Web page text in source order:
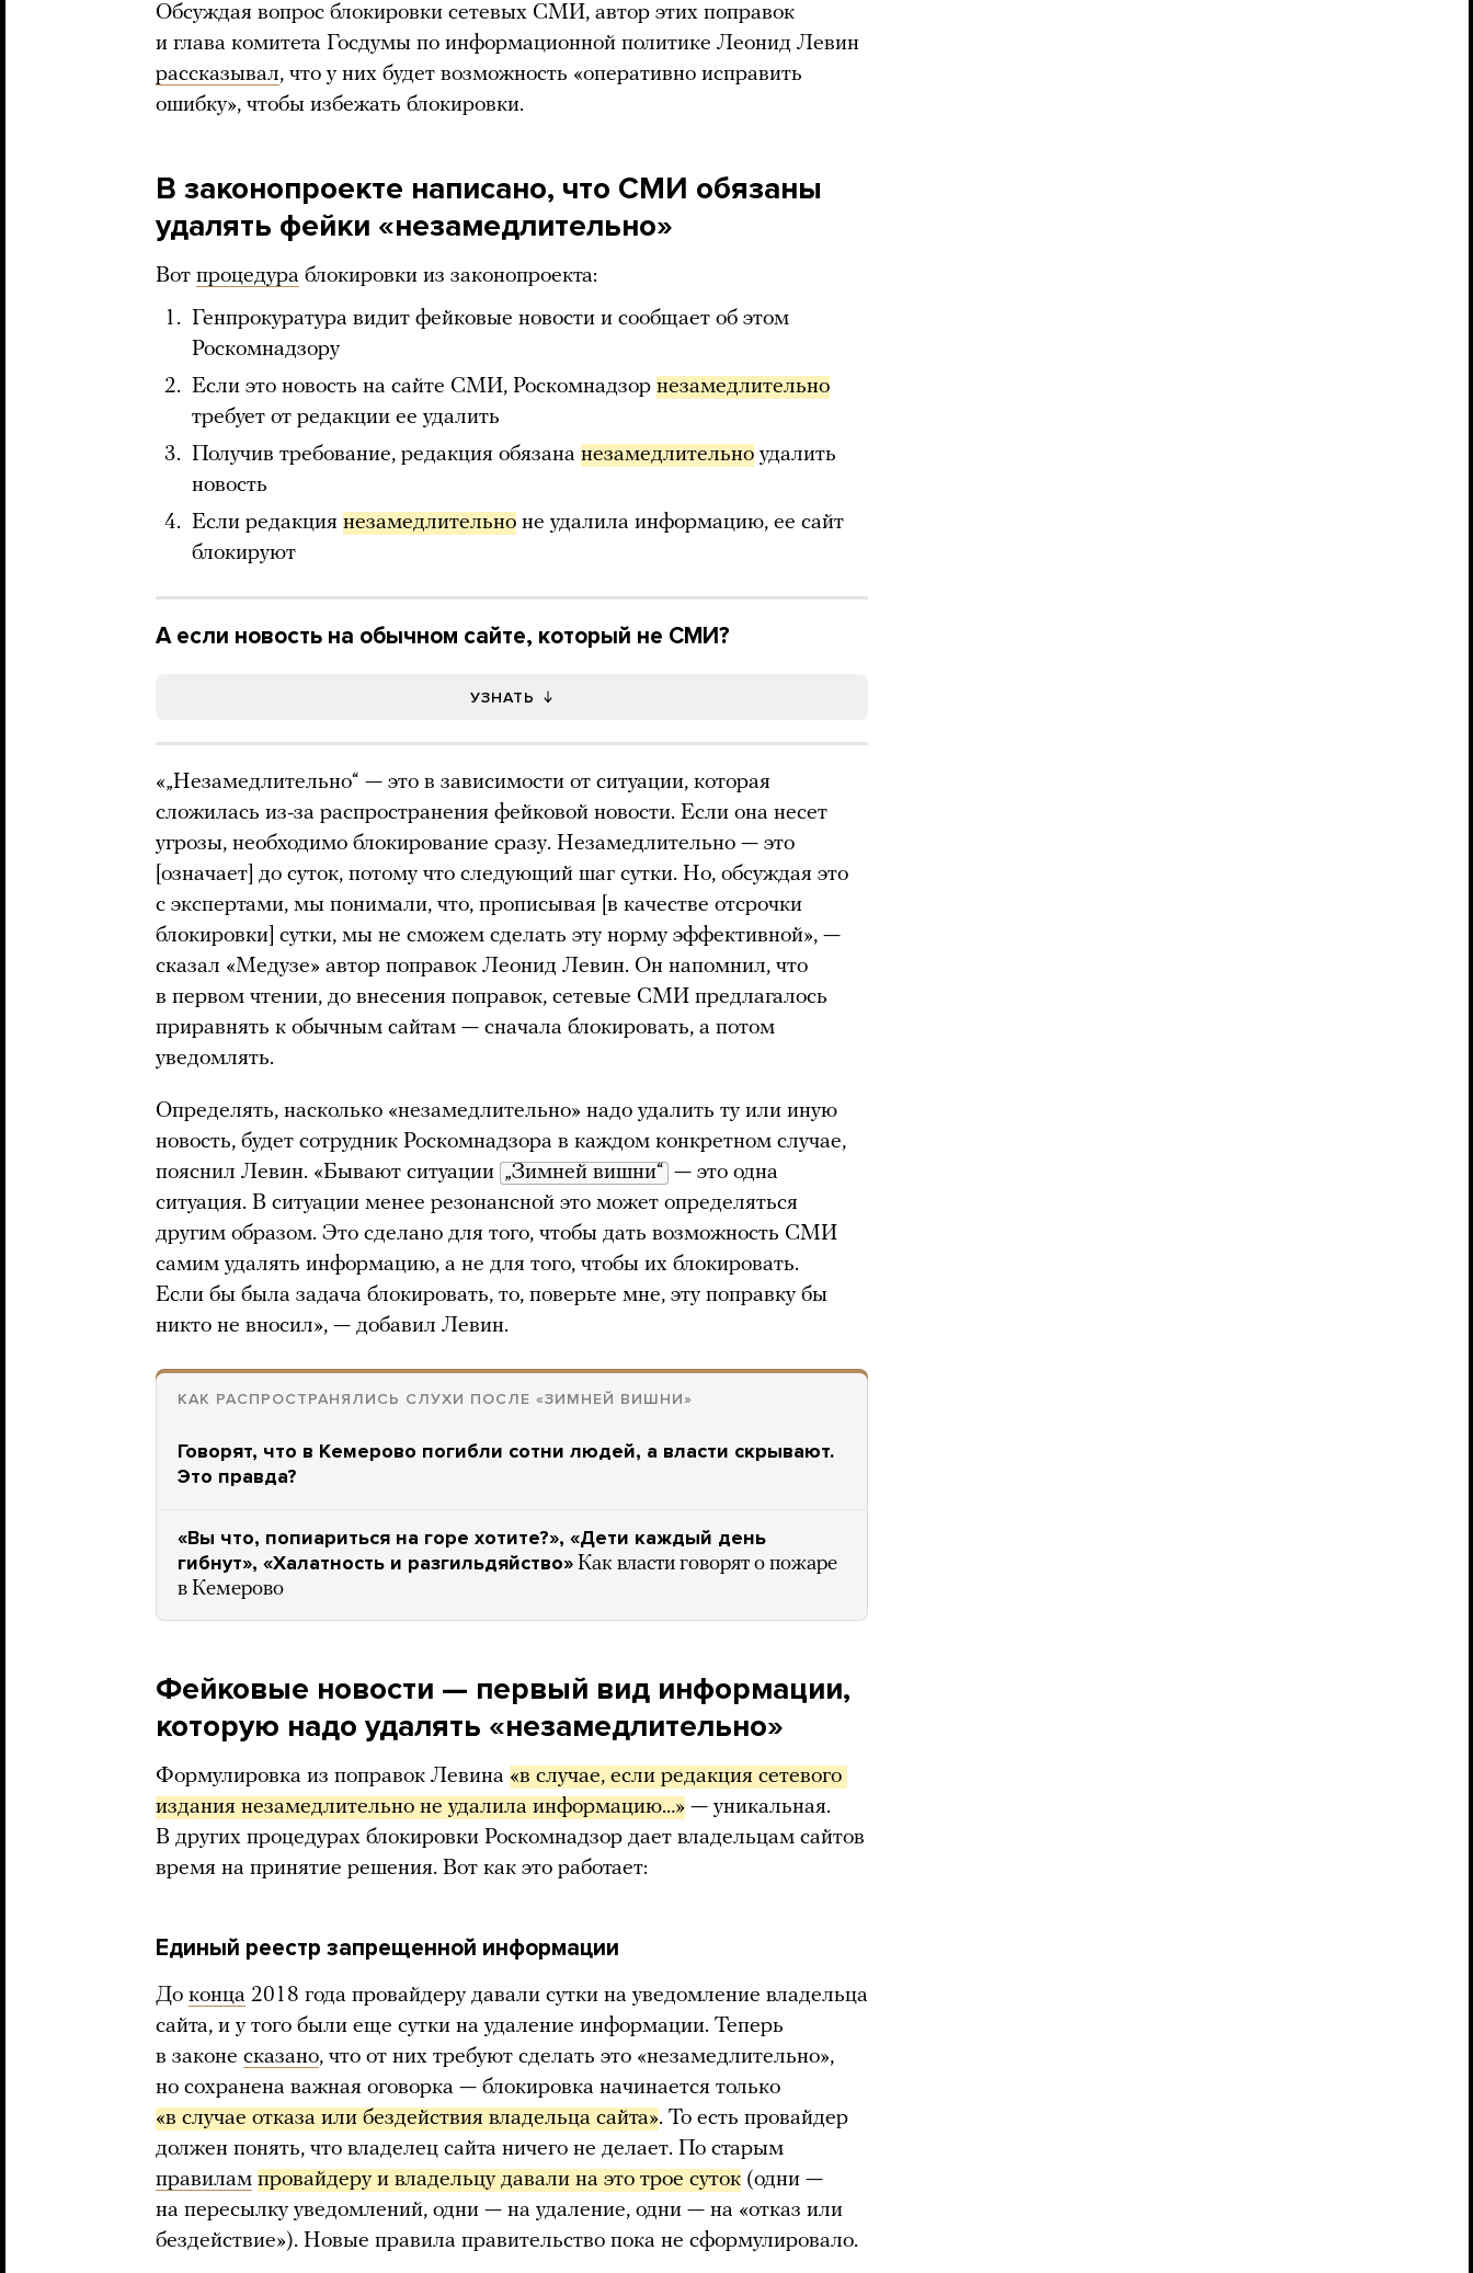
Обсуждая вопрос блокировки сетевых СМИ, автор этих поправок
и глава комитета Госдумы по информационной политике Леонид Левин
рассказывал, что у них будет возможность «оперативно исправить
ошибку», чтобы избежать блокировки.
В законопроекте написано, что СМИ обязаны
удалять фейки «незамедлительно»
Вот процедура блокировки из законопроекта:
Генпрокуратура видит фейковые новости и сообщает об этом
Роскомнадзору
Если это новость на сайте СМИ, Роскомнадзор незамедлительно
требует от редакции ее удалить
Получив требование, редакция обязана незамедлительно удалить
новость
Если редакция незамедлительно не удалила информацию, ее сайт
блокируют
А если новость на обычном сайте, который не СМИ?
УЗНАТЬ
«„Незамедлительно“ — это в зависимости от ситуации, которая
сложилась из-за распространения фейковой новости. Если она несет
угрозы, необходимо блокирование сразу. Незамедлительно — это
[означает] до суток, потому что следующий шаг сутки. Но, обсуждая это
с экспертами, мы понимали, что, прописывая [в качестве отсрочки
блокировки] сутки, мы не сможем сделать эту норму эффективной», —
сказал «Медузе» автор поправок Леонид Левин. Он напомнил, что
в первом чтении, до внесения поправок, сетевые СМИ предлагалось
приравнять к обычным сайтам — сначала блокировать, а потом
уведомлять.
Определять, насколько «незамедлительно» надо удалить ту или иную
новость, будет сотрудник Роскомнадзора в каждом конкретном случае,
пояснил Левин. «Бывают ситуации „Зимней вишни“ — это одна
ситуация. В ситуации менее резонансной это может определяться
другим образом. Это сделано для того, чтобы дать возможность СМИ
самим удалять информацию, а не для того, чтобы их блокировать.
Если бы была задача блокировать, то, поверьте мне, эту поправку бы
никто не вносил», — добавил Левин.
КАК РАСПРОСТРАНЯЛИСЬ СЛУХИ ПОСЛЕ «ЗИМНЕЙ ВИШНИ»
Говорят, что в Кемерово погибли сотни людей, а власти скрывают.
Это правда?
«Вы что, попиариться на горе хотите?», «Дети каждый день
гибнут», «Халатность и разгильдяйство» Как власти говорят о пожаре
в Кемерово
Фейковые новости — первый вид информации,
которую надо удалять «незамедлительно»
Формулировка из поправок Левина «в случае, если редакция сетевого
издания незамедлительно не удалила информацию…» — уникальная.
В других процедурах блокировки Роскомнадзор дает владельцам сайтов
время на принятие решения. Вот как это работает:
Единый реестр запрещенной информации
До конца 2018 года провайдеру давали сутки на уведомление владельца
сайта, и у того были еще сутки на удаление информации. Теперь
в законе сказано, что от них требуют сделать это «незамедлительно»,
но сохранена важная оговорка — блокировка начинается только
«в случае отказа или бездействия владельца сайта». То есть провайдер
должен понять, что владелец сайта ничего не делает. По старым
правилам провайдеру и владельцу давали на это трое суток (одни —
на пересылку уведомлений, одни — на удаление, одни — на «отказ или
бездействие»). Новые правила правительство пока не сформулировало.